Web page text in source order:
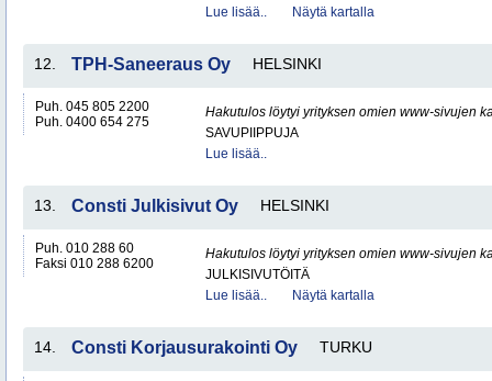
Lue lisää..
Näytä kartalla
12. TPH-Saneeraus Oy HELSINKI
Puh. 045 805 2200
Puh. 0400 654 275
Hakutulos löytyi yrityksen omien www-sivujen
SAVUPIIPPUJA
Lue lisää..
13. Consti Julkisivut Oy HELSINKI
Puh. 010 288 60
Faksi 010 288 6200
Hakutulos löytyi yrityksen omien www-sivujen
JULKISIVUTÖITÄ
Lue lisää..
Näytä kartalla
14. Consti Korjausurakointi Oy TURKU